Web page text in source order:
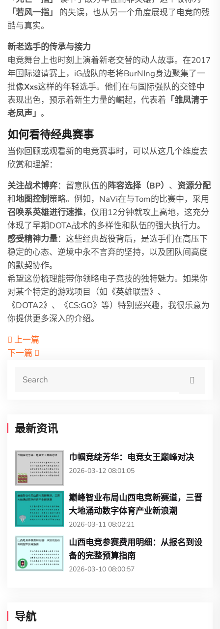
「若风一指」
的失误，也从另一个角度展现了电竞的残
酷与真实。
新老选手的传承与接力
电竞舞台上也时刻上演着新老交替的动人故事。在2017
年国际邀请赛上，iG战队的老将BurNIng身边聚集了一
批像Xxs这样的年轻选手。他们在与国际强队的交锋中
表现出色，预示着新生力量的崛起，代表着 「雏凤清于
老凤声」 。
如何看待经典赛事
当你回顾或观看新的电竞赛事时，可以从这几个维度去
欣赏和理解：
关注战术博弈：留意队伍的阵容选择（BP） 、 资源分配
和地图控制策略。例如，NaVi在与Tom的比赛中，采用
召唤系英雄进行速推，仅用12分钟就攻上高地，这充分
体现了早期DOTA战术的多样性和队伍的强大执行力。
感受精神力量：这些经典战役背后，是选手们在高压下
稳定的心态、逆境中永不言弃的坚持，以及团队间高度
的默契协作。
希望这份梳理能带你领略电子竞技的独特魅力。如果你
对某个特定的游戏项目（如《英雄联盟》、
《DOTA2》、《CS:GO》等）特别感兴趣，我很乐意为
你提供更多深入的介绍。
上一篇
下一篇
最新资讯
巾帼竞绽芳华：电竞女王巅峰对决
2026-03-12 08:01:05
巅峰智业布局山西电竞新赛道，三晋
大地涌动数字体育产业新浪潮
2026-03-11 08:02:21
山西电竞参赛费用明细：从报名到设
备的完整预算指南
2026-03-10 08:00:57
导航